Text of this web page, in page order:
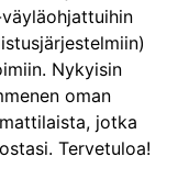
Nykyisin
oman
jotka
Tervetuloa!